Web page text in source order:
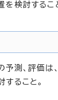
検討するこ
測、評価は
ること。